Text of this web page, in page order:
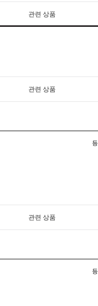
관련 상품
관련 상품
관련 상품